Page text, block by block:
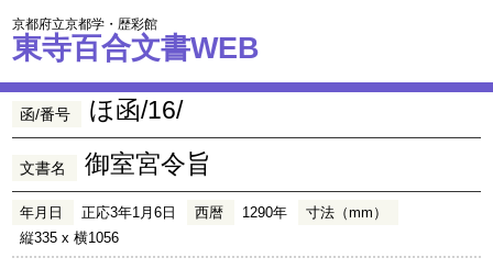
京都府立京都学・歴彩館
東寺百合文書WEB
函/番号 ほ函/16/
文書名 御室宮令旨
年月日 正応3年1月6日 西暦 1290年
寸法（mm）
縦335 x 横1056